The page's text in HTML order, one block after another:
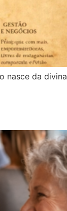
nasce da